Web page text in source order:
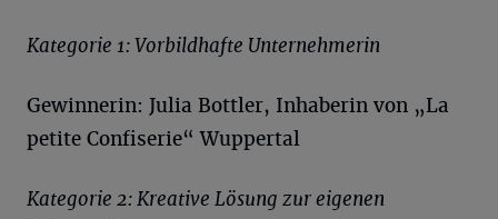
Kategorie 1: Vorbildhafte Unternehmerin
Gewinnerin: Julia Bottler, Inhaberin von „La
petite Confiserie“ Wuppertal
Kategorie 2: Kreative Lösung zur eigenen